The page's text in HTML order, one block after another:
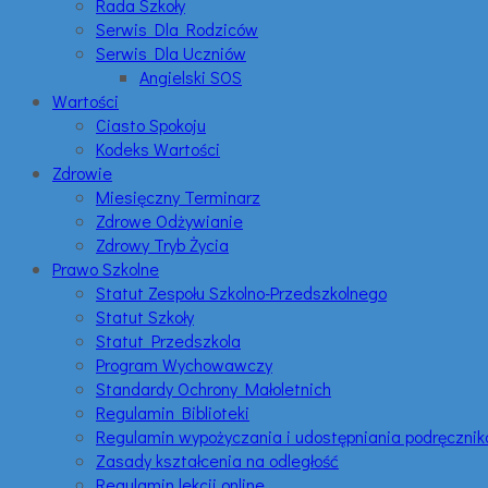
Rada Szkoły
Serwis Dla Rodziców
Serwis Dla Uczniów
Angielski SOS
Wartości
Ciasto Spokoju
Kodeks Wartości
Zdrowie
Miesięczny Terminarz
Zdrowe Odżywianie
Zdrowy Tryb Życia
Prawo Szkolne
Statut Zespołu Szkolno-Przedszkolnego
Statut Szkoły
Statut Przedszkola
Program Wychowawczy
Standardy Ochrony Małoletnich
Regulamin Biblioteki
Regulamin wypożyczania i udostępniania
Zasady kształcenia na odległość